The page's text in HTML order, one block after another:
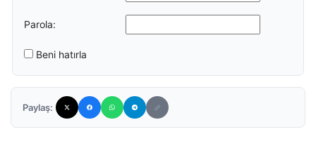
Parola:
Beni hatırla
Paylaş: